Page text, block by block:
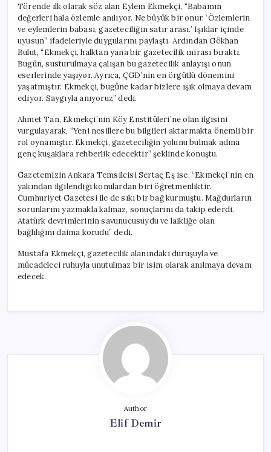
Törende ilk olarak söz alan Eylem Ekmekçi, “Babamın
değerleri hala özlemle anılıyor. Ne büyük bir onur. ‘Özlemlerin
ve eylemlerin babası, gazeteciliğin satır arası.’ Işıklar içinde
uyusun” ifadeleriyle duygularını paylaştı. Ardından Gökhan
Bulut, “Ekmekçi, halktan yana bir gazetecilik mirası bıraktı.
Bugün, susturulmaya çalışan bu gazetecilik anlayışı onun
eserlerinde yaşıyor. Ayrıca, ÇGD’nin en örgütlü dönemini
yaşatmıştır. Ekmekçi, bugüne kadar bizlere ışık olmaya devam
ediyor. Saygıyla anıyoruz” dedi.
Ahmet Tan, Ekmekçi’nin Köy Enstitüleri’ne olan ilgisini
vurgulayarak, “Yeni nesillere bu bilgileri aktarmakta önemli bir
rol oynamıştır. Ekmekçi, gazeteciliğin yolunu bulmak adına
genç kuşaklara rehberlik edecektir” şeklinde konuştu.
Gazetemizin Ankara Temsilcisi Sertaç Eş ise, “Ekmekçi’nin en
yakından ilgilendiği konulardan biri öğretmenliktir.
Cumhuriyet Gazetesi ile de sıkı bir bağ kurmuştu. Mağdurların
sorunlarını yazmakla kalmaz, sonuçlarını da takip ederdi.
Atatürk devrimlerinin savunucusuydu ve laikliğe olan
bağlılığını daima korudu” dedi.
Mustafa Ekmekçi, gazetecilik alanındaki duruşuyla ve
mücadeleci ruhuyla unutulmaz bir isim olarak anılmaya devam
edecek.
Author
Elif Demir